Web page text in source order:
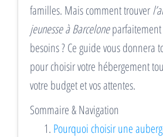
familles. Mais comment trouver
jeunesse à Barceloneparfaitement
besoins ? Ce guide vous donnera
pour choisir votre hébergement
votre budget et vos attentes.
Sommaire & Navigation
Pourquoi choisir une